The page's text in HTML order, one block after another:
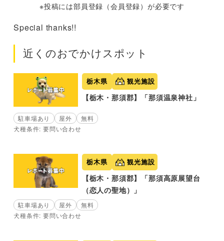
※投稿には部員登録（会員登録）が必要です
Special thanks!!
近くのおでかけスポット
栃木県 観光施設
【栃木・那須郡】「那須温泉神社」
駐車場あり 屋外
無料
犬種条件: 要問い合わせ
栃木県 観光施設
【栃木・那須郡】「那須高原展望台
（恋人の聖地）」
駐車場あり 屋外
無料
犬種条件: 要問い合わせ